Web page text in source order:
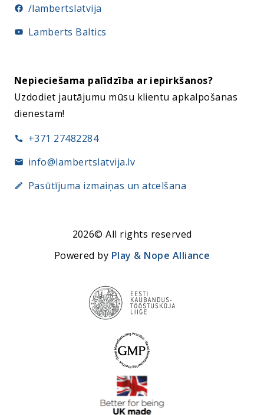
/lambertslatvija
Lamberts Baltics
Nepieciešama palīdzība ar iepirkšanos?
Uzdodiet jautājumu mūsu klientu apkalpošanas
dienestam!
+371 27482284
info@lambertslatvija.lv
Pasūtījuma izmaiņas un atcelšana
2026© All rights reserved
Powered by Play & Nope Alliance